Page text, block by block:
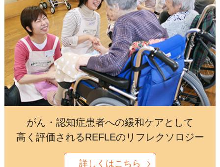
がん・認知症患者への緩和ケアとして
高く評価されるREFLEのリフレクソロジー
詳しくはこちら